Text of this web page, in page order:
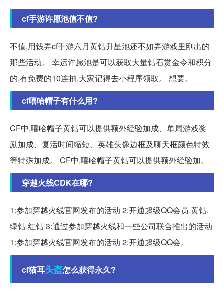
cf手游许愿池值不值?
不值,用钱弄cf手游六月黄钻升星池还不如弄游戏里刚出的
那些活动。 幸运许愿池是可以获取大量钻石赏金令和积分
的,有免费的10连抽,大家记得去小程序领取。 想要。
cf嘻哈帽子有什么用?
CF中,嘻哈帽子黄钻可以提供额外经验加成、单局游戏奖
励加成、复活时间缩短、英雄头像边框及聊天框颜色特效
等特殊加成。 CF中,嘻哈帽子黄钻可以提供额外经验加。
穿越火线CDK在哪?
1:参加穿越火线官网发布的活动 2:开通超级QQ会员.黄钻.
绿钻.红钻 3:通过参加穿越火线和一些公司联合推出的活动
1:参加穿越火线官网发布的活动 2:开通超级QQ会。
cf猫耳头盔怎么获得永久?